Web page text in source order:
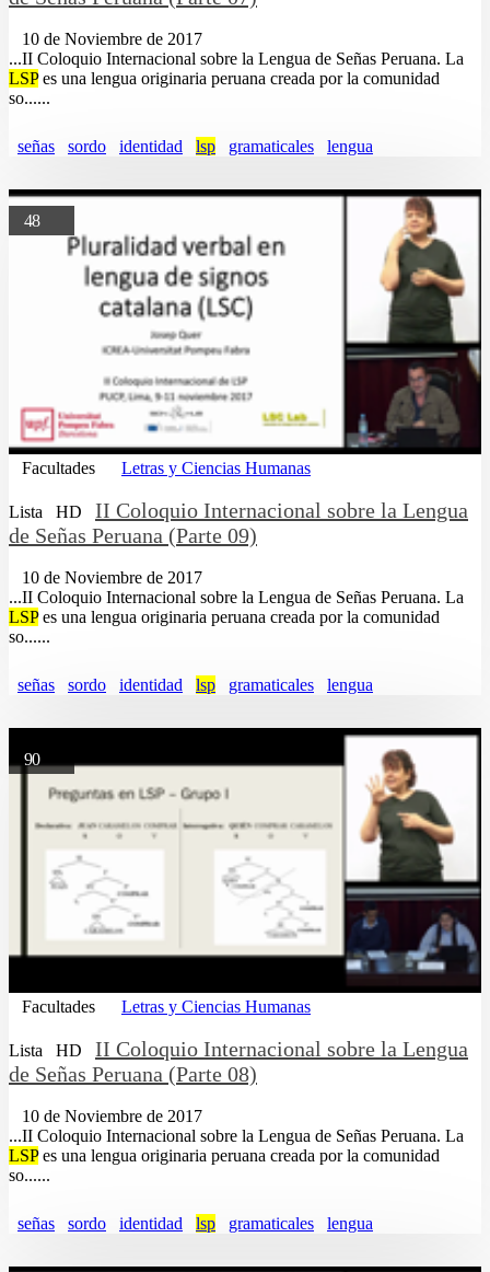
10 de Noviembre de 2017
...II Coloquio Internacional sobre la Lengua de Señas Peruana. La
LSPes una lengua originaria peruana creada por la comunidad
so......
señas sordo identidad lsp gramaticales lengua
48
Facultades Letras y Ciencias Humanas
Lista HD
II Coloquio Internacional sobre la Lengua
de Señas Peruana (Parte 09)
10 de Noviembre de 2017
...II Coloquio Internacional sobre la Lengua de Señas Peruana. La
LSPes una lengua originaria peruana creada por la comunidad
so......
señas sordo identidad lsp gramaticales lengua
90
Facultades Letras y Ciencias Humanas
Lista HD
II Coloquio Internacional sobre la Lengua
de Señas Peruana (Parte 08)
10 de Noviembre de 2017
...II Coloquio Internacional sobre la Lengua de Señas Peruana. La
LSPes una lengua originaria peruana creada por la comunidad
so......
señas sordo identidad lsp gramaticales lengua